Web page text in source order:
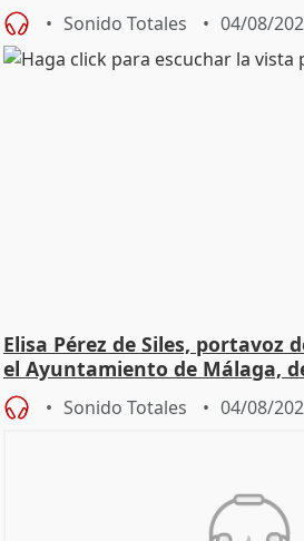
Sonido Totales 04/08/
Elisa Pérez de Siles, portavoz
el Ayuntamiento de Málaga,
Sonido Totales 04/08/